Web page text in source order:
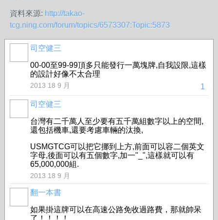
資料來源: http://takao-
tcg.ning.com/forum/topics/6573307:Topic:5873
司空健三
00-00至99-99頂多只能發行一萬塊牌,自我設限,這樣
的設計好像不太合理
1
2013 18 9 月
司空健三
台灣有二千萬人至少要有五千萬組數字以上的空間,
還包括機車,還要考慮車輛的汰換,
USMGTCG可以把它挪到上方,前面可以容二個英文
字母,後面可以有五個數字,加一"_",這樣就可以有
65,000,000組.
2013 18 9 月
翻一本書
如果掛這牌可以在高速公路免收過路費，那就帥呆
了！！！！